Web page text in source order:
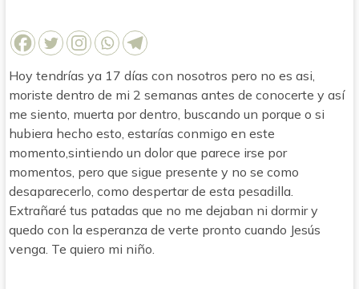
Hoy tendrías ya 17 días con nosotros pero no es asi,
moriste dentro de mi 2 semanas antes de conocerte y así
me siento, muerta por dentro, buscando un porque o si
hubiera hecho esto, estarías conmigo en este
momento,sintiendo un dolor que parece irse por
momentos, pero que sigue presente y no se como
desaparecerlo, como despertar de esta pesadilla.
Extrañaré tus patadas que no me dejaban ni dormir y
quedo con la esperanza de verte pronto cuando Jesús
venga. Te quiero mi niño.